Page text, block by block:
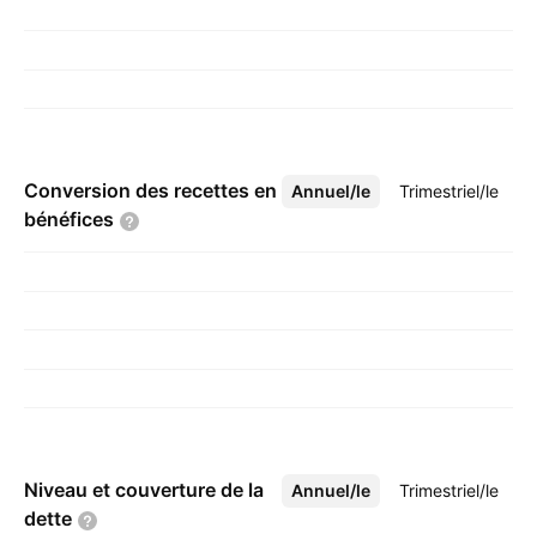
Conversion des recettes en
bénéfices
Annuel/le Trimestriel/le
Plus
Niveau et couverture de la
dette
Annuel/le Trimestriel/le
Plus